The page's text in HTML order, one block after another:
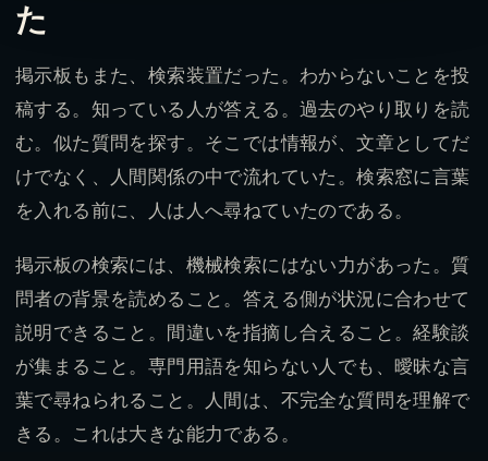
た
掲示板もまた、検索装置だった。わからないことを投
稿する。知っている人が答える。過去のやり取りを読
む。似た質問を探す。そこでは情報が、文章としてだ
けでなく、人間関係の中で流れていた。検索窓に言葉
を入れる前に、人は人へ尋ねていたのである。
掲示板の検索には、機械検索にはない力があった。質
問者の背景を読めること。答える側が状況に合わせて
説明できること。間違いを指摘し合えること。経験談
が集まること。専門用語を知らない人でも、曖昧な言
葉で尋ねられること。人間は、不完全な質問を理解で
きる。これは大きな能力である。